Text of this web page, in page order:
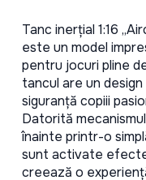
Tanc inerțial 1:16
este un model
pentru jocuri pline
tancul are un
siguranță copiii
Datorită
înainte printr-o
sunt activate
creează o